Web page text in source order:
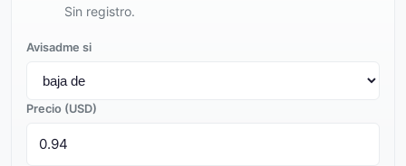
Sin registro.
Avisadme si
Precio (USD)